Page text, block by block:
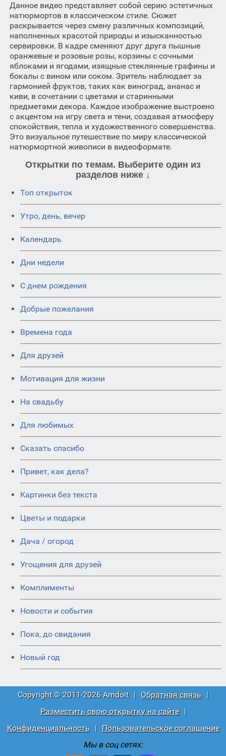
Данное видео представляет собой серию эстетичных
натюрмортов в классическом стиле. Сюжет
раскрывается через смену различных композиций,
наполненных красотой природы и изысканностью
сервировки. В кадре сменяют друг друга пышные
оранжевые и розовые розы, корзины с сочными
яблоками и ягодами, изящные стеклянные графины и
бокалы с вином или соком. Зритель наблюдает за
гармонией фруктов, таких как виноград, ананас и
киви, в сочетании с цветами и старинными
предметами декора. Каждое изображение выстроено
с акцентом на игру света и тени, создавая атмосферу
спокойствия, тепла и художественного совершенства.
Это визуальное путешествие по миру классической
натюрмортной живописи в видеоформате.
Открытки по темам. Выберите один из
разделов ниже ↓
Топ открыток
Утро, день, вечер
Календарь
Дни недели
C днем рождения
Добрые пожелания
Времена года
Для друзей
Мотивация для жизни
На свадьбу
Для любимых
Сказать спасибо
Привет, как дела?
Картинки без текста
Цветы и подарки
Дача / огород
Угощения для друзей
Комплименты
Новости и события
Пока, до свидания
Новый год
Copyright © 2011-2026 Amdoit | Обратная связь |
Разместить свою открытку на сайте
|
Конфиденциальность
|
Пользовательское соглашение
Мы в соц сетях: